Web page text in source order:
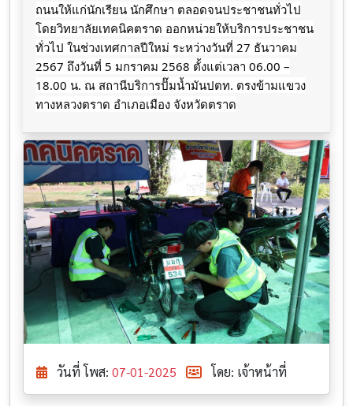
ถนนให้แก่นักเรียน นักศึกษา ตลอดจนประชาชนทั่วไป
โดยวิทยาลัยเทคนิคตราด ออกหน่วยให้บริการประชาชน
ทั่วไป ในช่วงเทศกาลปีใหม่ ระหว่างวันที่ 27 ธันวาคม
2567 ถึงวันที่ 5 มกราคม 2568 ตั้งแต่เวลา 06.00 –
18.00 น. ณ สถานีบริการปั๊มน้ำมันปตท. ตรงข้ามแขวง
ทางหลวงตราด อำเภอเมือง จังหวัดตราด
วันที่ โพส: 07-01-2025 โดย: เจ้าหน้าที่